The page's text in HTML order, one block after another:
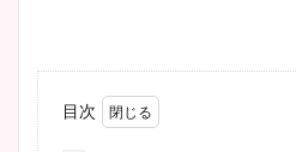
目次